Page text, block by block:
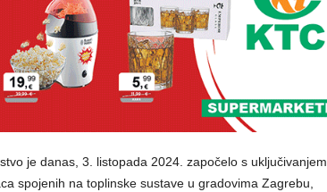
je danas, 3. listopada 2024. započelo s uključivanjem
spojenih na toplinske sustave u gradovima Zagrebu,